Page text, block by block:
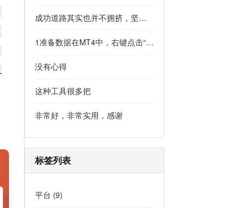
成功道路其实也并不拥挤，坚持下去的人，少之又少,说的真好
1准备数据在MT4中，右键点击“账户历史” → 选择“保存为详细户口结单” → 保存为一个HTML文件。用Excel打开这个HTML文件，或者打开它并复制全部内容，粘贴到一个空白Excel工作表中。2使用你的.xlsm文件打开你已经保存好的“MT4报表合并神器.xlsm”文件。将上一步中未处理的两行数据，复制并粘贴到这个.xlsm文件的第一个工作表中。3运行宏在Excel中，按快捷键 Alt + F8 打开“宏”对话框。选择名为 MergeMT4Statement_Ultimate 的宏，然后点击“执行”或“运行”。4完成宏运行后，你会发现原本错位成两行的数据，已经自动合并成一行了。
没有心得
这种工具很多把
非常好，非常实用，感谢
标签列表
平台 (9)